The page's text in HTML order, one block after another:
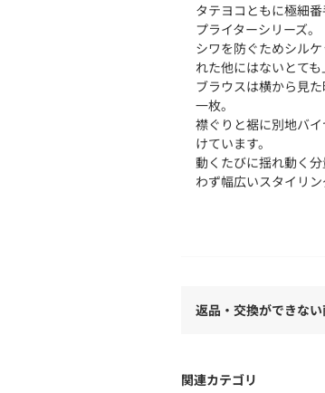
タテヨコともに極細
プライターシリーズ。
シワを防ぐためシル
れた他にはないとても
ブラウスは横から見
一枚。
襟ぐりと裾に別地バ
けています。
動くたびに揺れ動く
わず幅広いスタイリン
手洗い：可
※商品の色味は、商品
返品・交換ができない
関連カテゴリ